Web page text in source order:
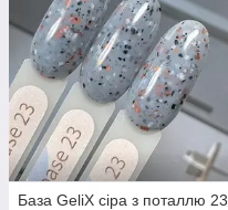
База GeliX сіра з поталлю 23